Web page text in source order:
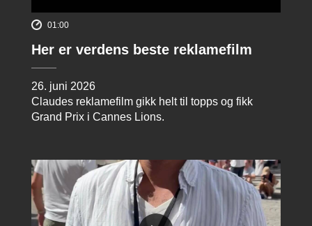
01:00
Her er verdens beste reklamefilm
26. juni 2026
Claudes reklamefilm gikk helt til topps og fikk
Grand Prix i Cannes Lions.